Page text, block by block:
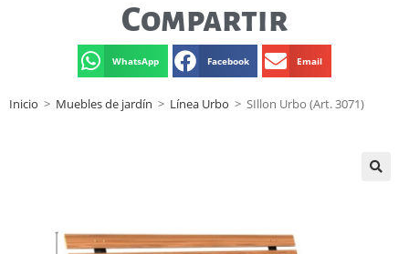
Compartir
WhatsApp Facebook Email
Inicio > Muebles de jardín > Línea Urbo > SIllon Urbo (Art. 3071)